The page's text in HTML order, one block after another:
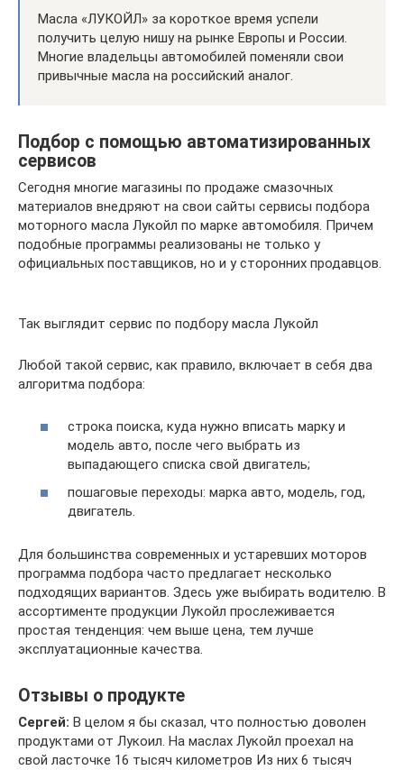
Масла «ЛУКОЙЛ» за короткое время успели
получить целую нишу на рынке Европы и России.
Многие владельцы автомобилей поменяли свои
привычные масла на российский аналог.
Подбор с помощью автоматизированных
сервисов
Сегодня многие магазины по продаже смазочных
материалов внедряют на свои сайты сервисы подбора
моторного масла Лукойл по марке автомобиля. Причем
подобные программы реализованы не только у
официальных поставщиков, но и у сторонних продавцов.
Так выглядит сервис по подбору масла Лукойл
Любой такой сервис, как правило, включает в себя два
алгоритма подбора:
строка поиска, куда нужно вписать марку и
модель авто, после чего выбрать из
выпадающего списка свой двигатель;
пошаговые переходы: марка авто, модель, год,
двигатель.
Для большинства современных и устаревших моторов
программа подбора часто предлагает несколько
подходящих вариантов. Здесь уже выбирать водителю. В
ассортименте продукции Лукойл прослеживается
простая тенденция: чем выше цена, тем лучше
эксплуатационные качества.
Отзывы о продукте
Сергей: В целом я бы сказал, что полностью доволен
продуктами от Лукоил. На маслах Лукойл проехал на
свой ласточке 16 тысяч километров Из них 6 тысяч